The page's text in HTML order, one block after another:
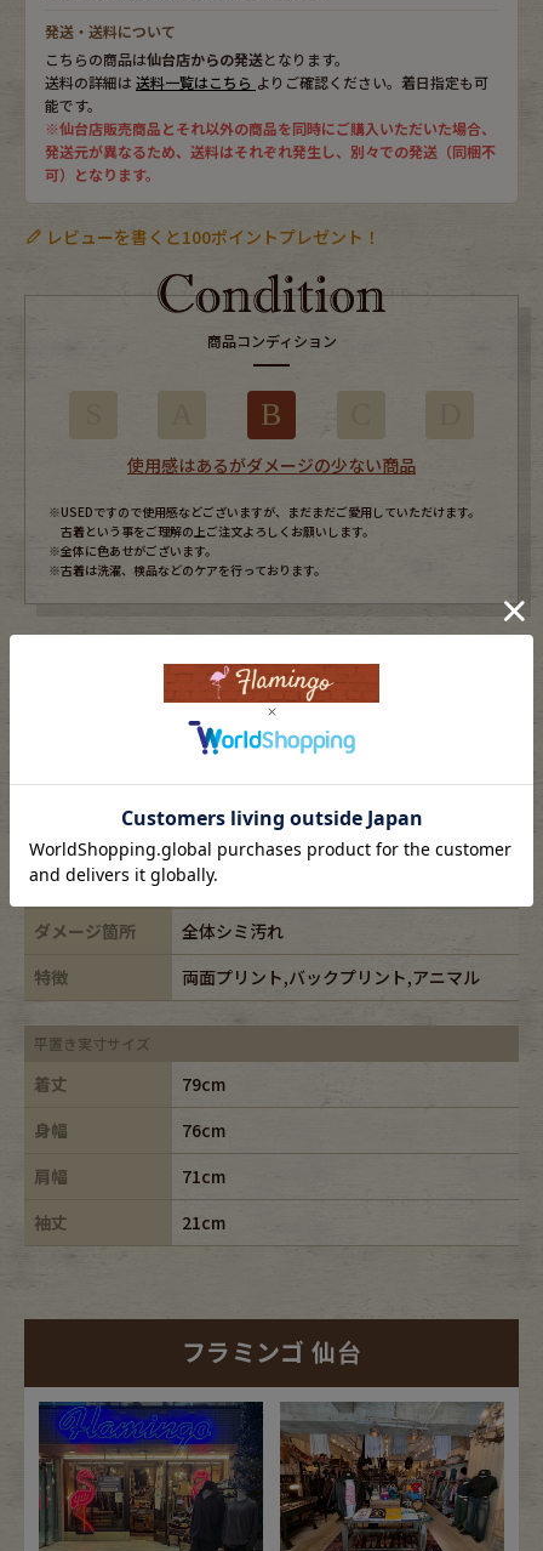
FAFATT
発送・送料について
こちらの商品は仙台店からの発送となります。
送料の詳細は 送料一覧はこちら よりご確認ください。着日指定も可
能です。
※仙台店販売商品とそれ以外の商品を同時にご購入いただいた場合、
発送元が異なるため、送料はそれぞれ発生し、別々での発送（同梱不
可）となります。
レビューを書くと100ポイントプレゼント！
商品コンディション
B
使用感はあるがダメージの少ない商品
※USEDですので使用感などございますが、まだまだご愛用していただけます。
古着という事をご理解の上ご注文よろしくお願いします。
※全体に色あせがございます。
※古着は洗濯、検品などのケアを行っております。
-
BIG DOGS/ビッグドッグ
素材
cotton100%
年代
-
カラー
ホワイト/white
ダメージ箇所
全体シミ汚れ
特徴
両面プリント,バックプリント,アニマル
平置き実寸サイズ
着丈
79cm
身幅
76cm
肩幅
71cm
袖丈
21cm
フラミンゴ 仙台